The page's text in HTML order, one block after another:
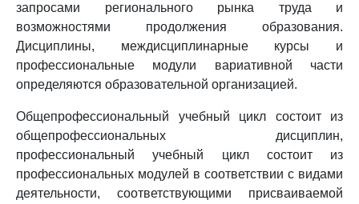
запросами регионального рынка труда и
возможностями продолжения образования.
Дисциплины, междисциплинарные курсы и
профессиональные модули вариативной части
определяются образовательной организацией.
Общепрофессиональный учебный цикл состоит из
общепрофессиональных дисциплин,
профессиональный учебный цикл состоит из
профессиональных модулей в соответствии с видами
деятельности, соответствующими присваиваемой